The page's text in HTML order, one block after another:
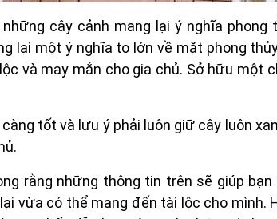
cây cảnh mang lại ý nghĩa
lại một ý nghĩa to lớn về mặt phong
và may mắn cho gia chủ. Sở hữu một
tốt và lưu ý phải luôn giữ cây luôn
rằng những thông tin trên sẽ giúp
vừa có thể mang đến tài lộc cho mình.